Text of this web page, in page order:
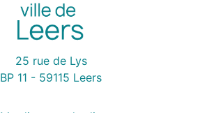
25 rue de Lys
BP 11 - 59115 Leers